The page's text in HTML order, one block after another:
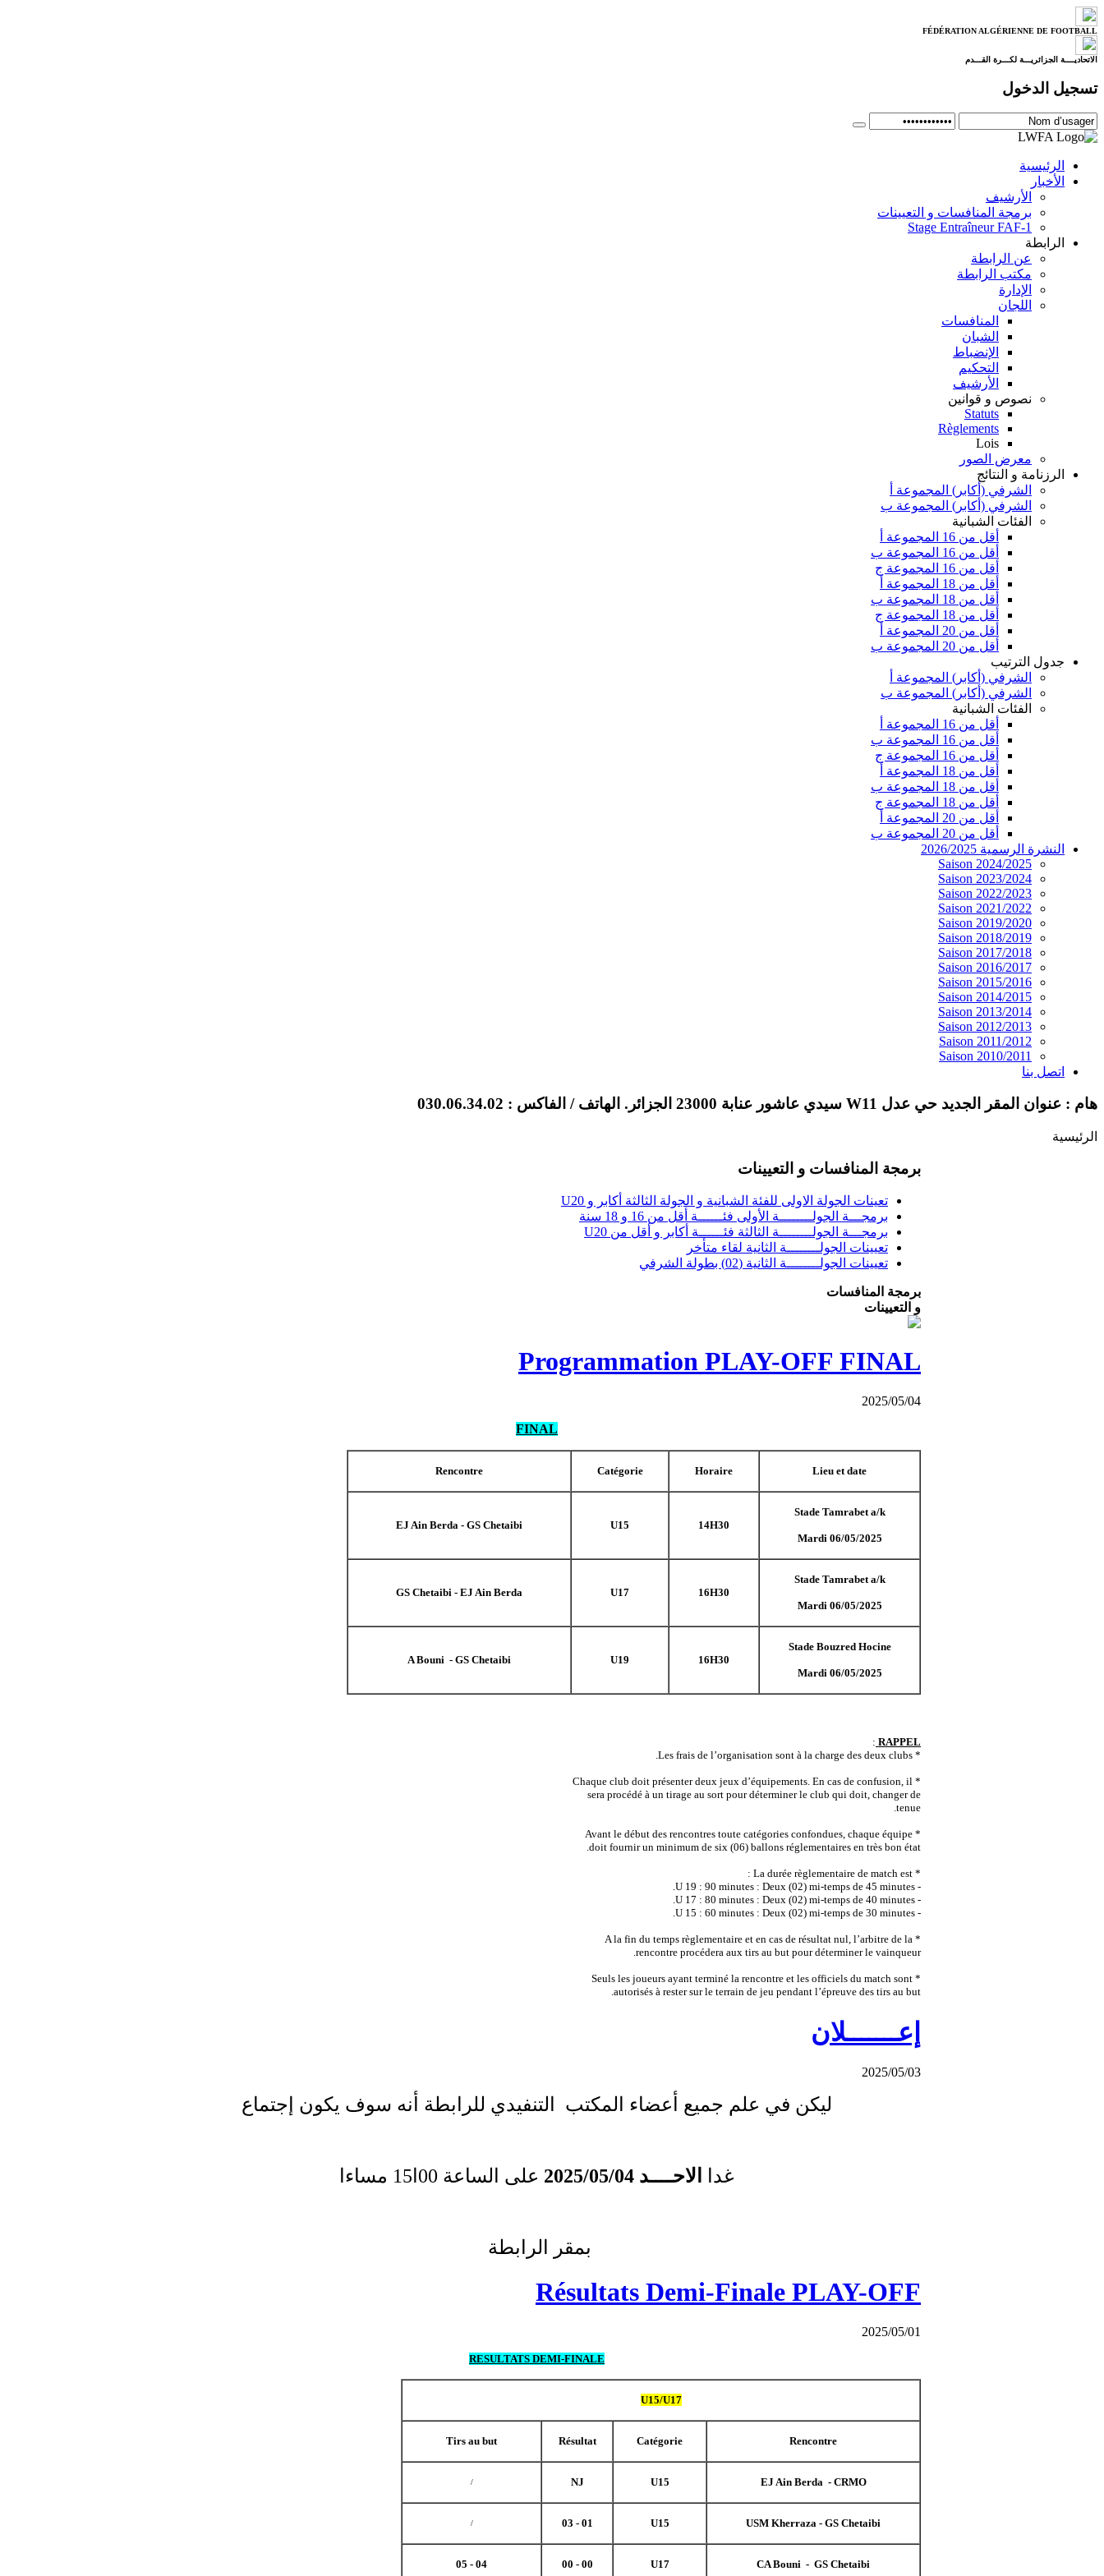
FÉDÉRATION ALGÉRIENNE DE FOOTBALL
الاتحاديــــة الجزائريـــة لكـــرة القـــدم
تسجيل الدخول
الرئيسية
الأخبار
الأرشيف
برمجة المنافسات و التعيينات
Stage Entraîneur FAF-1
الرابطة
عن الرابطة
مكتب الرابطة
الإدارة
اللجان
المنافسات
الشبان
الإنضباط
التحكيم
الأرشيف
نصوص و قوانين
Statuts
Règlements
Lois
معرض الصور
الرزنامة و النتائج
الشرفي (أكابر) المجموعة أ
الشرفي (أكابر) المجموعة ب
الفئات الشبانية
أقل من 16 المجموعة أ
أقل من 16 المجموعة ب
أقل من 16 المجموعة ج
أقل من 18 المجموعة أ
أقل من 18 المجموعة ب
أقل من 18 المجموعة ج
أقل من 20 المجموعة أ
أقل من 20 المجموعة ب
جدول الترتيب
الشرفي (أكابر) المجموعة أ
الشرفي (أكابر) المجموعة ب
الفئات الشبانية
أقل من 16 المجموعة أ
أقل من 16 المجموعة ب
أقل من 16 المجموعة ج
أقل من 18 المجموعة أ
أقل من 18 المجموعة ب
أقل من 18 المجموعة ج
أقل من 20 المجموعة أ
أقل من 20 المجموعة ب
النشرة الرسمية 2026/2025
Saison 2024/2025
Saison 2023/2024
Saison 2022/2023
Saison 2021/2022
Saison 2019/2020
Saison 2018/2019
Saison 2017/2018
Saison 2016/2017
Saison 2015/2016
Saison 2014/2015
Saison 2013/2014
Saison 2012/2013
Saison 2011/2012
Saison 2010/2011
اتصل بنا
هام : عنوان المقر الجديد حي عدل W11 سيدي عاشور عنابة 23000 الجزائر. الهاتف / الفاكس : 030.06.34.02
الرئيسية
برمجة المنافسات و التعيينات
تعينات الجولة الاولى للفئة الشبانية و الجولة الثالثة أكابر و U20
برمجـــة الجولــــــــة الأولى فئــــــة أقل من 16 و 18 سنة
برمجـــة الجولــــــــة الثالثة فئــــــة أكابر و أقل من U20
تعيينات الجولــــــــة الثانية لقاء متأخر
تعيينات الجولــــــــة الثانية (02) بطولة الشرفي
برمجة المنافسات
و التعيينات
Programmation PLAY-OFF FINAL
2025/05/04
FINAL
Lieu et date
Horaire
Catégorie
Rencontre
Stade Tamrabet a/k
Mardi 06/05/2025
14H30
U15
EJ Ain Berda - GS Chetaibi
Stade Tamrabet a/k
Mardi 06/05/2025
16H30
U17
GS Chetaibi - EJ Ain Berda
Stade Bouzred Hocine
Mardi 06/05/2025
16H30
U19
A Bouni - GS Chetaibi
RAPPEL
:
* Les frais de l’organisation sont à la charge des deux clubs.
* Chaque club doit présenter deux jeux d’équipements. En cas de confusion, il
sera procédé à un tirage au sort pour déterminer le club qui doit, changer de
tenue.
* Avant le début des rencontres toute catégories confondues, chaque équipe
doit fournir un minimum de six (06) ballons réglementaires en très bon état.
* La durée règlementaire de match est :
- U 19 : 90 minutes : Deux (02) mi-temps de 45 minutes.
- U 17 : 80 minutes : Deux (02) mi-temps de 40 minutes.
- U 15 : 60 minutes : Deux (02) mi-temps de 30 minutes.
* A la fin du temps règlementaire et en cas de résultat nul, l’arbitre de la
rencontre procédera aux tirs au but pour déterminer le vainqueur.
* Seuls les joueurs ayant terminé la rencontre et les officiels du match sont
autorisés à rester sur le terrain de jeu pendant l’épreuve des tirs au but.
إعـــــــلان
2025/05/03
ليكن في علم جميع أعضاء المكتب التنفيدي للرابطة أنه سوف يكون إجتماع
غدا الاحــــد 2025/05/04 على الساعة 00ا15 مساءا
بمقر الرابطة
Résultats Demi-Finale PLAY-OFF
2025/05/01
RESULTATS DEMI-FINALE
U15/U17
Rencontre
Catégorie
Résultat
Tirs au but
EJ Ain Berda - CRMO
U15
NJ
/
USM Kherraza - GS Chetaibi
U15
01 - 03
/
CA Bouni - GS Chetaibi
U17
00 - 00
04 - 05